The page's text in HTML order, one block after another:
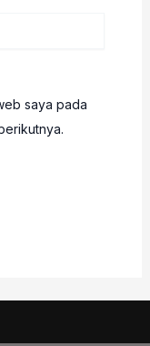
saya pada